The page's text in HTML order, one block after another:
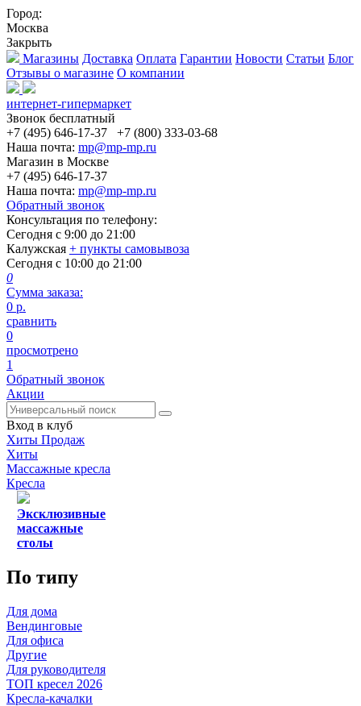
Город:
Москва
Закрыть
Магазины Доставка Оплата Гарантии Новости Статьи Блог
Отзывы о магазине О компании
интернет-гипермаркет
Звонок бесплатный
+7 (495) 646-17-37
+7 (800) 333-03-68
Наша почта: mp@mp-mp.ru
Магазин в Москве
+7 (495) 646-17-37
Наша почта: mp@mp-mp.ru
Обратный звонок
Консультация по телефону:
Сегодня с 9:00 до 21:00
Калужская + пункты самовывоза
Сегодня с 10:00 до 21:00
0
Сумма заказа:
0 р.
сравнить
0
просмотрено
1
Обратный звонок
Акции
Вход в клуб
Хиты Продаж
Хиты
Массажные кресла
Кресла
Эксклюзивные
массажные
столы
По типу
Для дома
Вендинговые
Для офиса
Другие
Для руководителя
ТОП кресел 2026
Кресла-качалки